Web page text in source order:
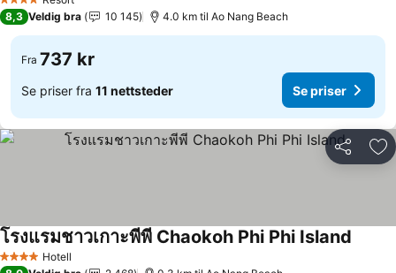
4 Stjerner
8,3 Veldig bra 10 145 4.0 km til Ao Nang Beach
Fra 737 kr
Se priser fra 11 nettsteder Se priser
Del
4 StjernerHotell
โรงแรมชาวเกาะพีพี Chaokoh Phi Phi Island